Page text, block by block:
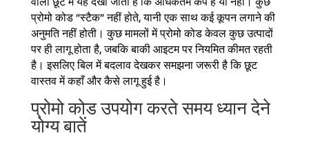
प्रोमो कोड “स्टैक” नहीं होते, यानी एक साथ कई कूपन लगाने की
अनुमति नहीं होती। कुछ मामलों में प्रोमो कोड केवल कुछ उत्पादों
पर ही लागू होता है, जबकि बाकी आइटम पर नियमित कीमत रहती
है। इसलिए बिल में बदलाव देखकर समझना जरूरी है कि छूट
वास्तव में कहाँ और कैसे लागू हुई है।
प्रोमो कोड उपयोग करते समय ध्यान देने
योग्य बातें